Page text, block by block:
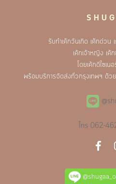
S H U
รับทำเค้กวันเกิด เค้กด่วน
เค้กเจ้าหญิง เค้
โดยเค้กดีไซเน
พร้อมบริการจัดส่งทั่วกรุงเทพฯ
โทร 062-